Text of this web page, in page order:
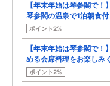
【年末年始は琴参閣で！
琴参閣の温泉で1泊朝食付
ポイント2%
【年末年始は琴参閣で！
める会席料理をお楽しみ
ポイント2%